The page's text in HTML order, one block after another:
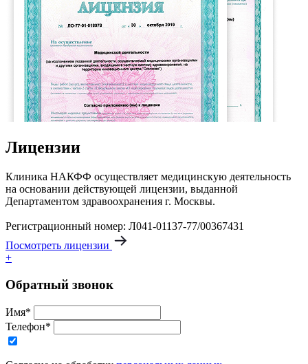
Лицензии
Клиника НАКФФ осуществляет медицинскую деятельность
на основании действующей лицензии, выданной
Департаментом здравоохранения г. Москвы.
Регистрационный номер: Л041-01137-77/00367431
Посмотреть лицензии
+
Обратный звонок
Имя*
Телефон*